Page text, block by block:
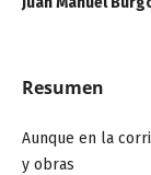
Resumen
Aunque en la
y obras